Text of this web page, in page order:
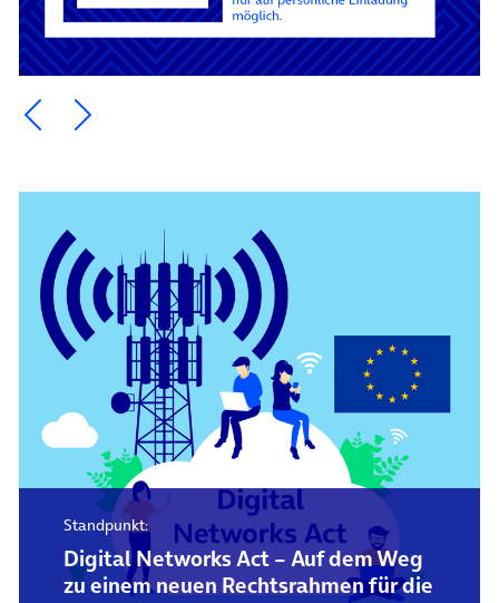
Ein Element zurück blättern
Ein Element weiter blättern
Standpunkt:
Digital Networks Act – Auf dem Weg
zu einem neuen Rechtsrahmen für die